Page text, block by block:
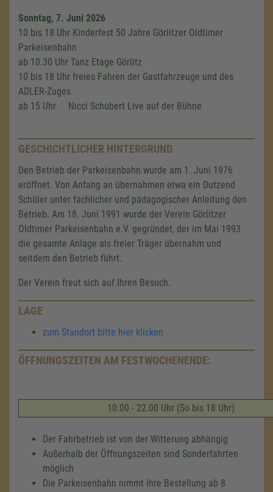
Sonntag, 7. Juni 2026
10 bis 18 Uhr Kinderfest 50 Jahre Görlitzer Oldtimer
Parkeisenbahn
ab 10.30 Uhr Tanz Etage Görlitz
10 bis 18 Uhr freies Fahren der Gastfahrzeuge und des
ADLER-Zuges
ab 15 Uhr Nicci Schubert Live auf der Bühne
GESCHICHTLICHER HINTERGRUND
Den Betrieb der Parkeisenbahn wurde am 1. Juni 1976
eröffnet. Von Anfang an übernahmen etwa ein Dutzend
Schüler unter fachlicher und pädagogischer Anleitung den
Betrieb. Am 18. Juni 1991 wurde der Verein Görlitzer
Oldtimer Parkeisenbahn e.V. gegründet, der im Mai 1993
die gesamte Anlage als freier Träger übernahm und
seitdem den Betrieb führt.
Der Verein freut sich auf Ihren Besuch.
LAGE
zum Standort bitte hier klicken
ÖFFNUNGSZEITEN AM FESTWOCHENENDE:
10.00 - 22.00 Uhr (So bis 18 Uhr)
Der Fahrbetrieb ist von der Witterung abhängig
Außerhalb der Öffnungszeiten sind Sonderfahrten
möglich
Die Parkeisenbahn nimmt ihre Bestellung ab 8